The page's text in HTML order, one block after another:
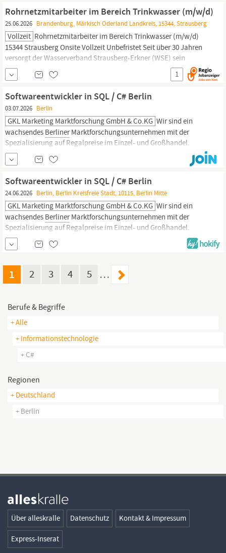
Gehölzpflegearbeiten auf den Werken und in den...
Rohrnetzmitarbeiter im Bereich Trinkwasser (m/w/d)
25.06.2026 Brandenburg, Märkisch Oderland Landkreis, 15344, Strausberg
Vollzeit Rohrnetzmitarbeiter im Bereich Trinkwasser (m/w/d)
15344 Strausberg Onsite Vollzeit Unbefristet Seit über 30 Jahren
versorgt der Wasserverband Strausberg-Erkner (WSE) sein
Verbandsgebiet vor den Toren
mit Trinkwasser von
hervorragender Qualität und kümmert sich um die nachhaltige
Entsorgung des Schmutzwassers. 170.000 Menschen leben hier in
drei
1
Softwareentwickler in SQL / C# Berlin
03.07.2026 Berlin
GKL Marketing Marktforschung GmbH & Co.KG Wir sind ein
wachsendes BerlinerMarktforschungsunternehmen mit der
Spezialisierung auf Regalpreise im Einzel- und Großhandel.
Zusammen mit unserem Team im Firmensitz in
Pankow und
unseren über 2.000 aktiven Preisbeobachter innen in ganz
Deutschland, erfassen wir seit fast 30 Jahren Supermarktpreise
Softwareentwickler in SQL / C# Berlin
24.06.2026 Berlin, Berlin Kreisfreie Stadt, 10115, Berlin Mitte
GKL Marketing Marktforschung GmbH & Co.KG Wir sind ein
wachsendes BerlinerMarktforschungsunternehmen mit der
Spezialisierung auf Regalpreise im Einzel- und Großhandel.
Zusammen mit unserem Team im Firmensitz in
Pankow und
unseren über 2.000 aktiven Preisbeobachter innen in ganz
1 2 3 4 5 …
Berufe & Begriffe
+ Alle
+ Informationstechnologie
+ C#
Regionen
+ Deutschland
+ Berlin
Über alleskralle Datenschutz Kontakt & Impressum
Express-Inserat